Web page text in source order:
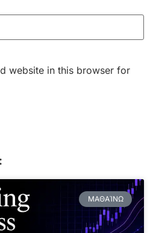
website in this browser for
ΜΑΘΑΊΝΩ